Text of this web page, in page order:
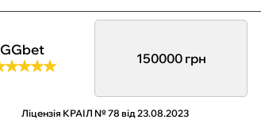
GGbet
150000 грн
Ліцензія КРАІЛ № 78 від 23.08.2023